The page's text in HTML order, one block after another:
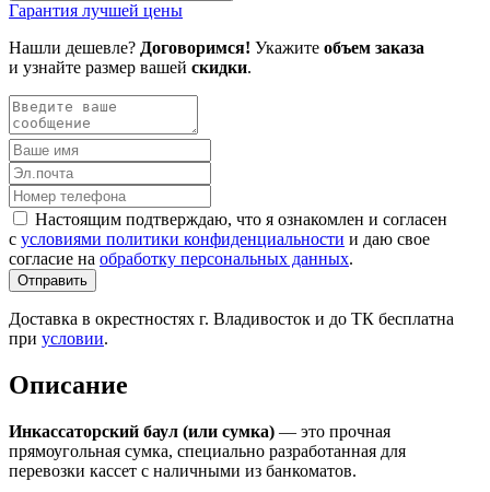
Гарантия лучшей цены
Нашли дешевле? Договоримся! Укажите объем заказа
и узнайте размер вашей скидки.
Настоящим подтверждаю, что я ознакомлен и согласен
с условиями политики конфиденциальности и даю свое
согласие на обработку персональных данных.
Отправить
Доставка в окрестностях г. Владивосток и до ТК бесплатна
при условии.
Описание
Инкассаторский баул (или сумка) — это прочная
прямоугольная сумка, специально разработанная для
перевозки кассет с наличными из банкоматов.